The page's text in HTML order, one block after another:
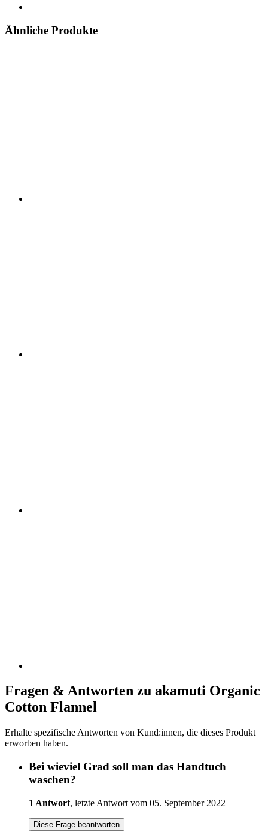
Ähnliche Produkte
Fragen & Antworten zu akamuti Organic
Cotton Flannel
Erhalte spezifische Antworten von Kund:innen, die dieses Produkt
erworben haben.
Bei wieviel Grad soll man das Handtuch
waschen?
1 Antwort, letzte Antwort vom 05. September 2022
Diese Frage beantworten